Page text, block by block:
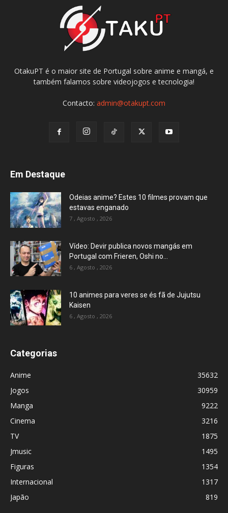
OtakuPT é o maior site de Portugal sobre anime e mangá, e
também falamos sobre videojogos e tecnologia!
Contacto: admin@otakupt.com
Em Destaque
Odeias anime? Estes 10 filmes provam que
estavas enganado
7 , Agosto , 2026
Vídeo: Devir publica novos mangás em
Portugal com Frieren, Oshi no...
6 , Agosto , 2026
10 animes para veres se és fã de Jujutsu
Kaisen
6 , Agosto , 2026
Categorias
Anime
35632
Jogos
30959
Manga
9222
Cinema
3216
TV
1875
Jmusic
1495
Figuras
1354
Internacional
1317
Japão
819